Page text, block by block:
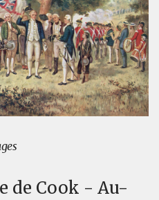
de Cook - Au-